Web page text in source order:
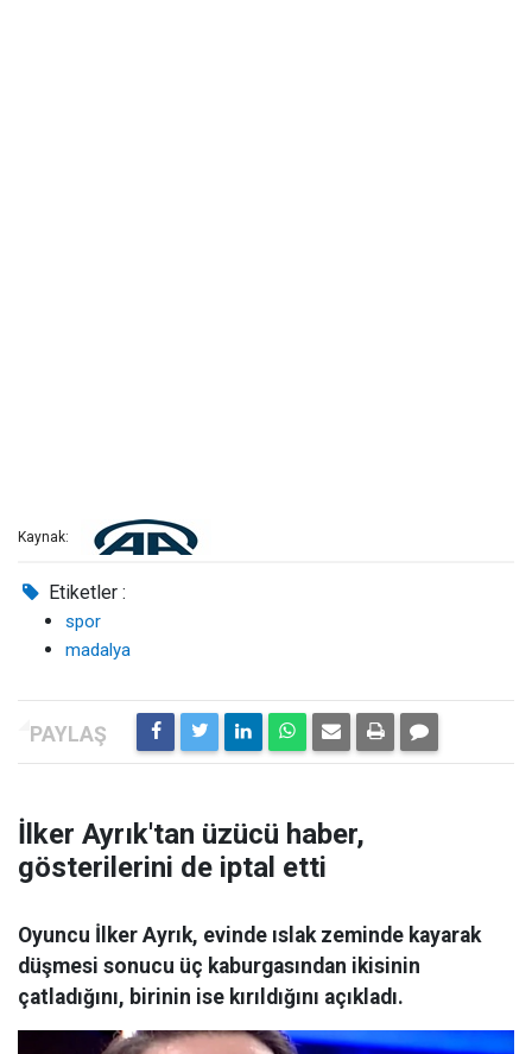
Kaynak:
Etiketler :
spor
madalya
İlker Ayrık'tan üzücü haber,
gösterilerini de iptal etti
Oyuncu İlker Ayrık, evinde ıslak zeminde kayarak
düşmesi sonucu üç kaburgasından ikisinin
çatladığını, birinin ise kırıldığını açıkladı.